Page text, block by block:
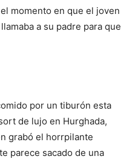
momento en que el joven
a su padre para que
por un tiburón esta
de lujo en Hurghada,
grabó el horrpilante
parece sacado de una